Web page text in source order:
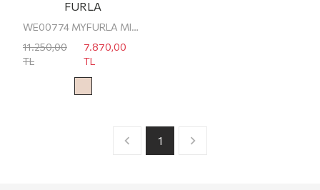
FURLA
WE00774 MYFURLA MINI CROSSBODY CLUTCH
11.250,00
TL
7.870,00
TL
1